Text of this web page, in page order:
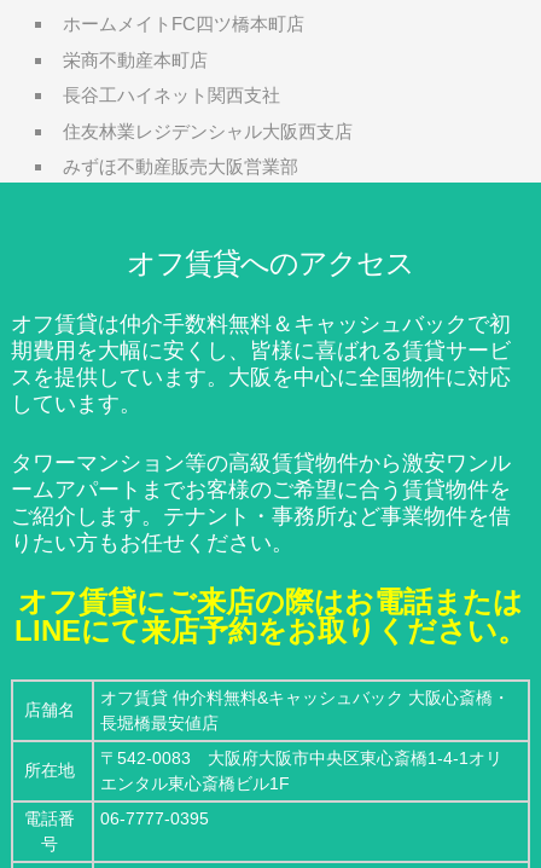
ホームメイトFC四ツ橋本町店
栄商不動産本町店
長谷工ハイネット関西支社
住友林業レジデンシャル大阪西支店
みずほ不動産販売大阪営業部
オフ賃貸へのアクセス
オフ賃貸は仲介手数料無料＆キャッシュバックで初
期費用を大幅に安くし、皆様に喜ばれる賃貸サービ
スを提供しています。大阪を中心に全国物件に対応
しています。
タワーマンション等の高級賃貸物件から激安ワンル
ームアパートまでお客様のご希望に合う賃貸物件を
ご紹介します。テナント・事務所など事業物件を借
りたい方もお任せください。
オフ賃貸にご来店の際はお電話または
LINEにて来店予約をお取りください。
店舗名
オフ賃貸 仲介料無料&キャッシュバック 大阪心斎橋・
長堀橋最安値店
所在地
〒542-0083 大阪府大阪市中央区東心斎橋1-4-1オリ
エンタル東心斎橋ビル1F
電話番
号
06-7777-0395